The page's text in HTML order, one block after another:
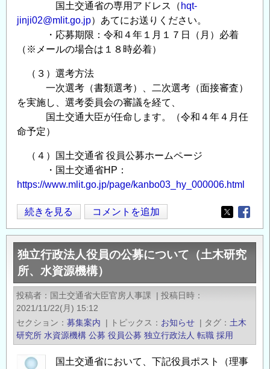
国土交通省の専用アドレス（ hqt-
jinji02@mlit.go.jp）あてにお送りください。
・応募期限：令和４年１月１７日（月）必着
（※メールの場合は１８時必着）
（３）選考方法
一次選考（書類選考）、二次選考（面接審査）
を実施し、選考委員会の審議を経て、
国土交通大臣が任命します。（令和４年４月任
命予定）
（４）国土交通省 役員公募ホームページ
・国土交通省HP：
https://www.mlit.go.jp/page/kanbo03_hy_000006.html
独
立
行
政
法
人
役
員
の
公
募
続きを見る コメントを追加
Opens in
独立行政法人役員の公募について（土木研究
所、水資源機構）
投稿者 国土交通省大臣官房人事課 | 投稿日時
2021/11/22(月) 15:12
セクション
募集案内 | トピックス お知らせ | タグ
土木
研究所 水資源機構 公募 役員公募 独立行政法人 転職 採用
国土交通省において、下記役員ポスト（理事